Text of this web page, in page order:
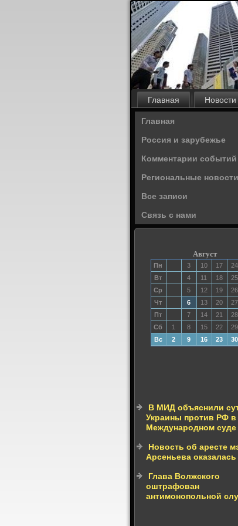
Главная Новости
Главная
Россия и зарубежье
Комментарии событий
Региональные новости
Все записи
Связь с нами
Август
Пн 3 10 17 24
Вт
4 11 18
25
Ср
5 12 19
26
Чт
6 13 20
27
Пт
7 14 21
28
Сб
1 8 15 22
29
Вс
2 9 16 23 30
В МИД объяснили
Украины против РФ в
Международном
Новость об аресте
Арсеньева
Глава Волжского
оштрафован
антимонопольной